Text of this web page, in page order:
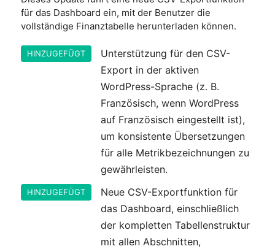
für das Dashboard ein, mit der Benutzer die
vollständige Finanztabelle herunterladen können.
HINZUGEFÜGT
Unterstützung für den CSV-
Export in der aktiven
WordPress-Sprache (z. B.
Französisch, wenn WordPress
auf Französisch eingestellt ist),
um konsistente Übersetzungen
für alle Metrikbezeichnungen zu
gewährleisten.
HINZUGEFÜGT
Neue CSV-Exportfunktion für
das Dashboard, einschließlich
der kompletten Tabellenstruktur
mit allen Abschnitten,